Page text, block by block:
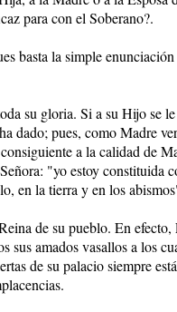
para con el Soberano?.
basta la simple
su gloria. Si a su Hijo se
dado; pues, como Madre
a la calidad de
"yo estoy constituida
en la tierra y en los
de su pueblo. En efecto,
sus amados vasallos a los
de su palacio siempre